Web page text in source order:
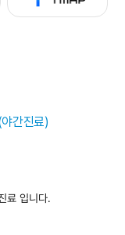
간진료)
료 입니다.